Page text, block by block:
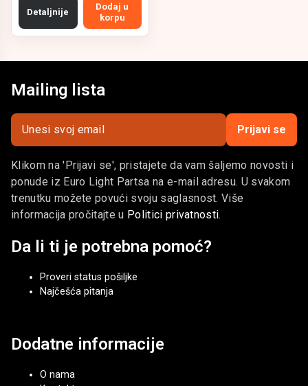
Detaljnije
Dodaj u
korpu
Mailing lista
Prijavi se
Klikom na 'Prijavi se', pristajete da vam šaljemo novosti i
ponude iz Euro Light Partsa na e-mail adresu. U svakom
trenutku možete povući svoju saglasnost. Više
informacija pročitajte u Politici privatnosti.
Da li ti je potrebna pomoć?
Proveri status pošiljke
Najčešća pitanja
Dodatne informacije
O nama